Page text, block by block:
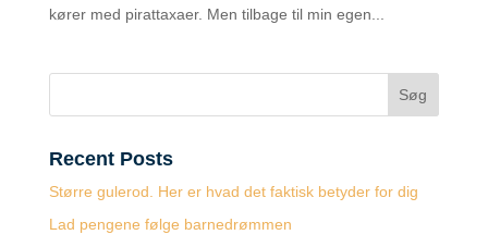
kører med pirattaxaer. Men tilbage til min egen...
Søg
Recent Posts
Større gulerod. Her er hvad det faktisk betyder for dig
Lad pengene følge barnedrømmen